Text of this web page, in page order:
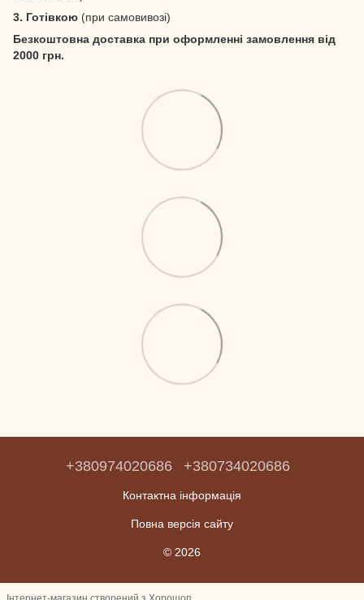
3. Готівкою (при самовивозі)
Безкоштовна доставка при оформленні замовлення від
2000 грн.
+380974020686 +380734020686
Контактна інформація
Повна версія сайту
© 2026